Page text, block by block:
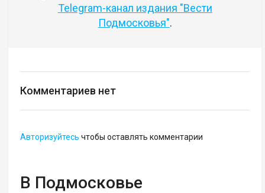
Telegram-канал издания "Вести
Подмосковья".
Комментариев нет
Авторизуйтесь чтобы оставлять комментарии
В Подмосковье